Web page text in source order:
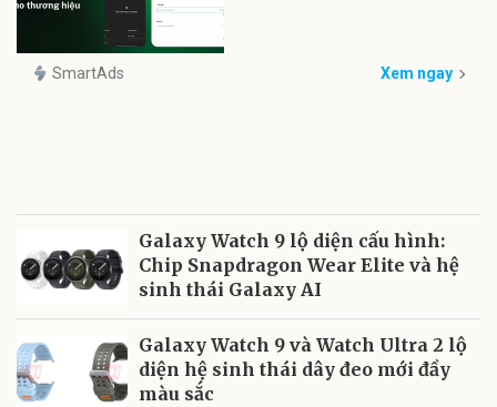
SmartAds Xem ngay
Galaxy Watch 9 lộ diện cấu hình:
Chip Snapdragon Wear Elite và hệ
sinh thái Galaxy AI
Galaxy Watch 9 và Watch Ultra 2 lộ
diện hệ sinh thái dây đeo mới đầy
màu sắc